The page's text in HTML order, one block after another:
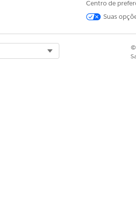
Para saber mais sobre o
Centro de
Suas
©